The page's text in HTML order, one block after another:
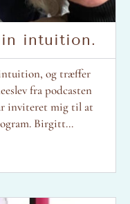
intuition.
og træffer
fra podcasten
inviteret mig til at
Birgitt...